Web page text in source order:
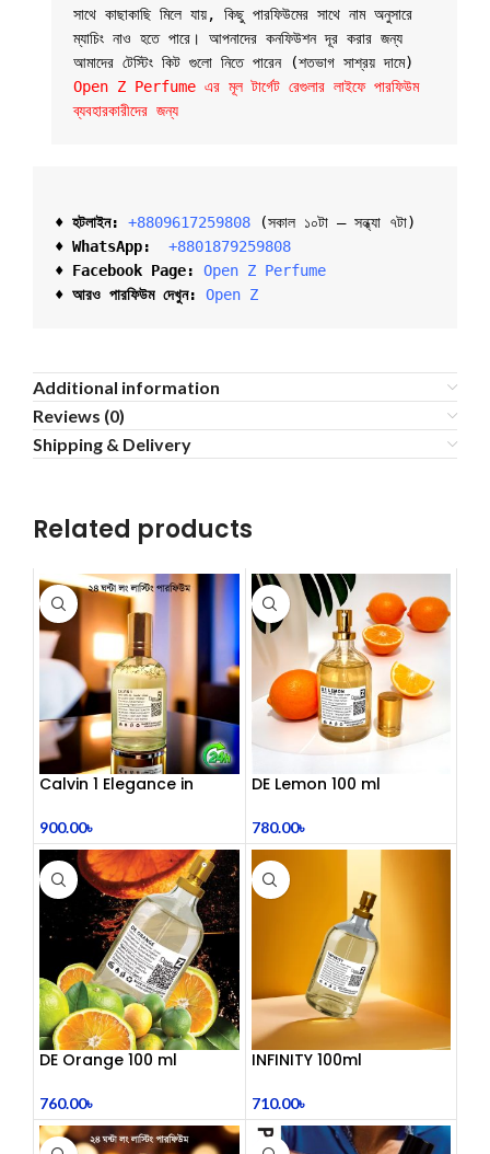
সাথে কাছাকাছি মিলে যায়, কিছু পারফিউমের সাথে নাম অনুসারে
ম্যাচিং নাও হতে পারে। আপনাদের কনফিউশন দূর করার জন্য
Open Z Perfume এর মূল টার্গেট রেগুলার লাইফে পারফিউম
ব্যবহারকারীদের জন্য
♦ হটলাইন: +8809617259808
(সকাল ১০টা – সন্ধ্যা ৭টা)
♦ WhatsApp:
+8801879259808
♦ Facebook Page:
Open Z Perfume
♦ আরও পারফিউম দেখুন:
Open Z
Additional information
Reviews (0)
Shipping & Delivery
Related products
Calvin 1 Elegance in
900.00৳
DE Lemon 100 ml
780.00৳
DE Orange 100 ml
760.00৳
INFINITY 100ml
710.00৳